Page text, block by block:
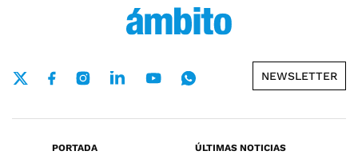
NEWSLETTER
PORTADA
ÚLTIMAS NOTICIAS